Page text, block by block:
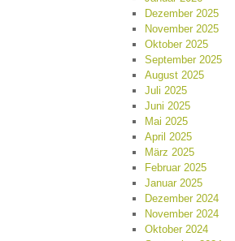
Dezember 2025
November 2025
Oktober 2025
September 2025
August 2025
Juli 2025
Juni 2025
Mai 2025
April 2025
März 2025
Februar 2025
Januar 2025
Dezember 2024
November 2024
Oktober 2024